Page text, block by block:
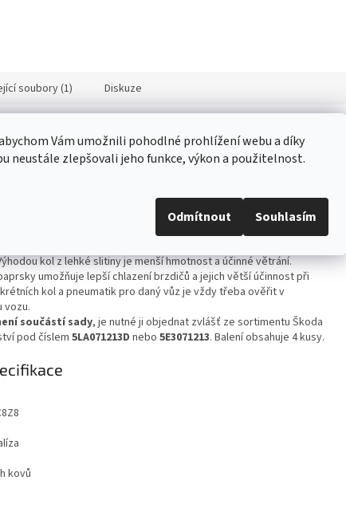
Vám umožnili pohodlné prohlížení webu a díky
neustále zlepšovali jeho funkce, výkon a použitelnost.
Odmítnout Souhlasím
soubory (1) Diskuze
v sortimentu Škoda Originální příslušenství zastoupena širokou
a barevných provedení.
jedinečnost konkrétního modelu vozu Škoda a odlišit jej od
kol z lehké slitiny je menší hmotnost a účinné větrání.
umožňuje lepší chlazení brzdičů a jejich větší účinnost při
kol a pneumatik pro daný vůz je vždy třeba ověřit v
vozu.
součástí sady, je nutné ji objednat zvlášť ze sortimentu Škoda
pod číslem 5LA071213D nebo 5E3071213. Balení obsahuje 4 kusy.
kovů